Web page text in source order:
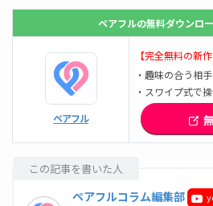
ペアフルの無料ダウンロ
ペアフル
【完全無料の新
・趣味の合う相
・スワイプ式で
この記事を書いた人
ペアフルコラム編集部